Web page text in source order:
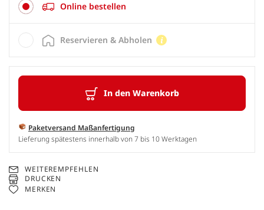
Online bestellen
In den Warenkorb
Paketversand Maßanfertigung
Lieferung spätestens innerhalb von 7 bis 10 Werktagen
Reservieren & Abholen
WEITEREMPFEHLEN
DRUCKEN
MERKEN